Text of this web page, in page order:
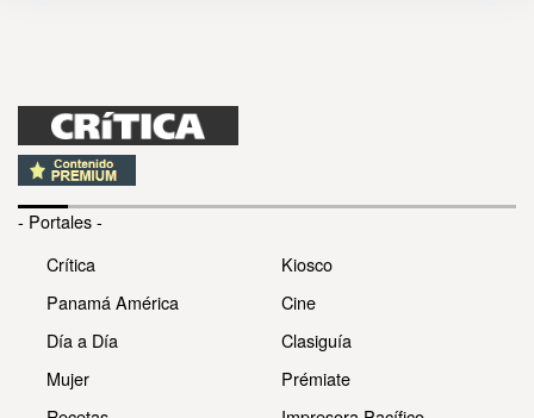
- Portales -
Crítica
Panamá América
Día a Día
Mujer
Kiosco
Cine
Clasiguía
Prémiate